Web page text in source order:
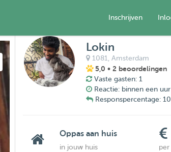
Inschrijven
Lokin
1081,Amsterdam
5,0 • 2 beoordelingen
Vaste gasten: 1
Reactie: binnen een uur
Responspercentage:
Oppas aan huis €
in jouw huis
per